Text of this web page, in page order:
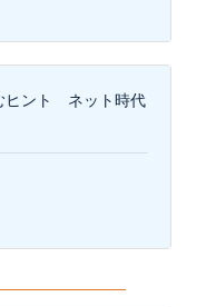
ヒント ネット時代